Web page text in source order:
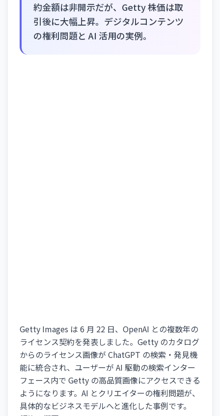
約金額は非開示だが、Getty 株価は取
引後に大幅上昇。デジタルコンテンツ
の権利問題と AI 活用の実例。
Getty Images は 6 月 22 日、OpenAI との複数年の
ライセンス契約を発表しました。Getty のカタログ
からのライセンス画像が ChatGPT の検索・発見機
能に統合され、ユーザーが AI 駆動の検索インター
フェース内で Getty の高品質画像にアクセスできる
ようになります。AI とクリエイターの権利問題が、
具体的なビジネスモデルへと進化した事例です。